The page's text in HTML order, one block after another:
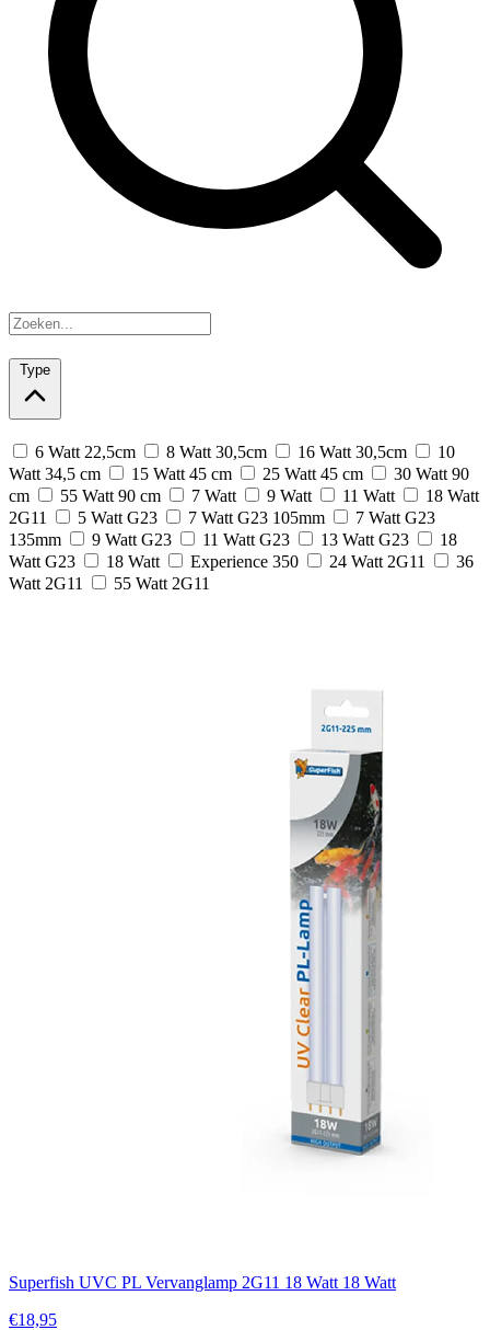
Type
6 Watt 22,5cm 8 Watt 30,5cm 16 Watt 30,5cm
10
Watt 34,5 cm
15 Watt 45 cm 25 Watt 45 cm
30 Watt 90
cm
55 Watt 90 cm 7 Watt 9 Watt 11 Watt
18 Watt
2G11
5 Watt G23 7 Watt G23 105mm
7 Watt G23
135mm
9 Watt G23 11 Watt G23 13 Watt G23
18
Watt G23
18 Watt Experience 350 24 Watt 2G11
36
Watt 2G11
55 Watt 2G11
Superfish UVC PL Vervanglamp 2G11 18 Watt 18 Watt
€18,95